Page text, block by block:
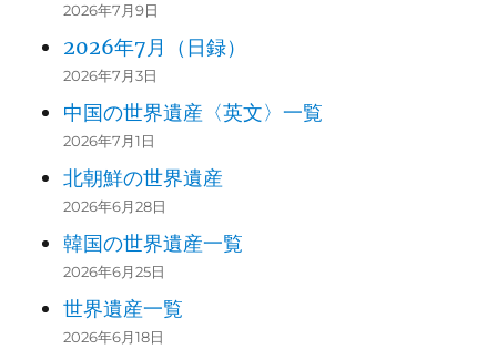
2026年7月9日
2026年7月（日録）
2026年7月3日
中国の世界遺産〈英文〉一覧
2026年7月1日
北朝鮮の世界遺産
2026年6月28日
韓国の世界遺産一覧
2026年6月25日
世界遺産一覧
2026年6月18日